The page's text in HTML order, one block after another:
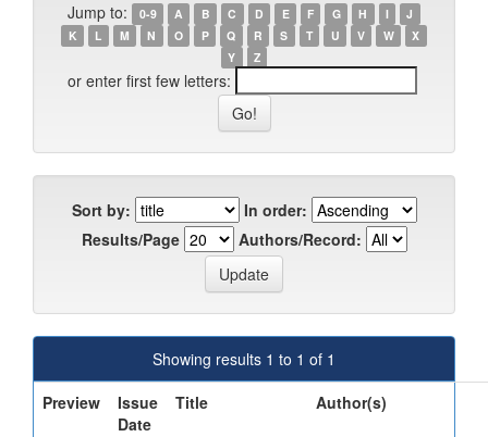
Jump to: 0-9 A B C D E F G H I
J
K
L M N O P Q R S T U V W
X
Y
Z
or enter first few letters:
Sort by:
In order:
Results/Page
Authors/Record:
Showing results 1 to 1 of 1
Preview
Issue
Date
Title Author(s)